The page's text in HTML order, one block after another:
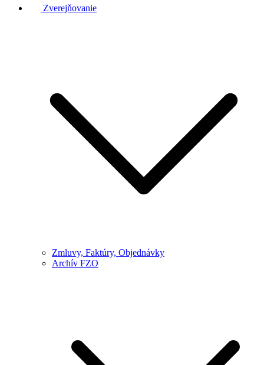
Zverejňovanie
Zmluvy, Faktúry, Objednávky
Archív FZO